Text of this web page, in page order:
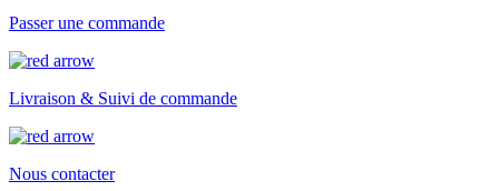
Passer une commande
Livraison & Suivi de commande
Nous contacter